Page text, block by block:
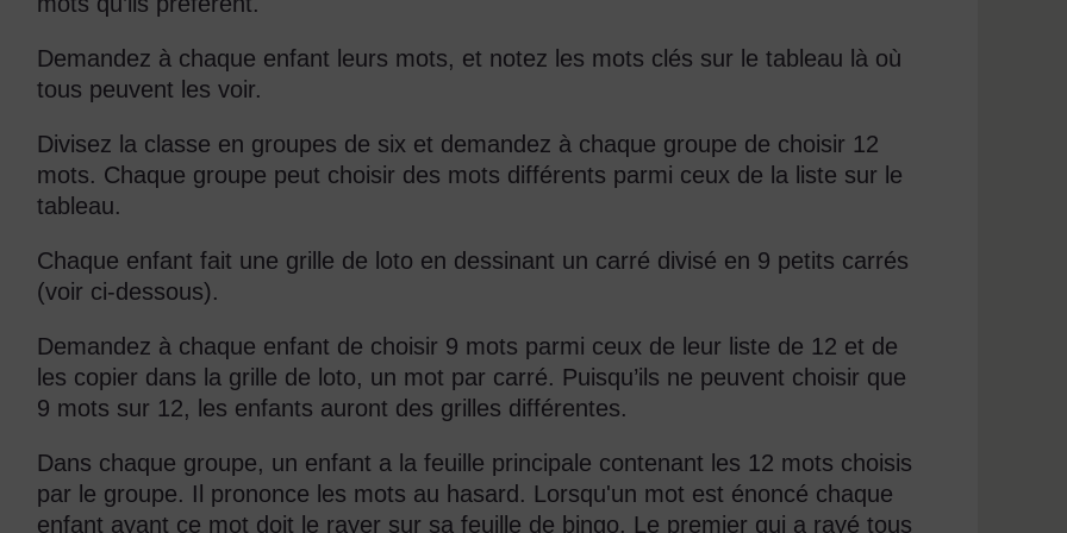
Demandez à chaque enfant leurs mots, et notez les mots clés sur le tableau là où
tous peuvent les voir.
Divisez la classe en groupes de six et demandez à chaque groupe de choisir 12
mots. Chaque groupe peut choisir des mots différents parmi ceux de la liste sur le
tableau.
Chaque enfant fait une grille de loto en dessinant un carré divisé en 9 petits carrés
(voir ci-dessous).
Demandez à chaque enfant de choisir 9 mots parmi ceux de leur liste de 12 et de
les copier dans la grille de loto, un mot par carré. Puisqu’ils ne peuvent choisir que
9 mots sur 12, les enfants auront des grilles différentes.
Dans chaque groupe, un enfant a la feuille principale contenant les 12 mots choisis
par le groupe. Il prononce les mots au hasard. Lorsqu'un mot est énoncé chaque
enfant ayant ce mot doit le rayer sur sa feuille de bingo. Le premier qui a rayé tous